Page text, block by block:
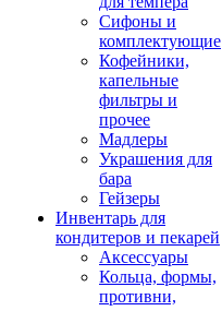
Сифоны и
комплектующие
Кофейники,
капельные
фильтры и
прочее
Мадлеры
Украшения для
бара
Гейзеры
Инвентарь для
кондитеров и пекарей
Аксессуары
Кольца, формы,
противни,